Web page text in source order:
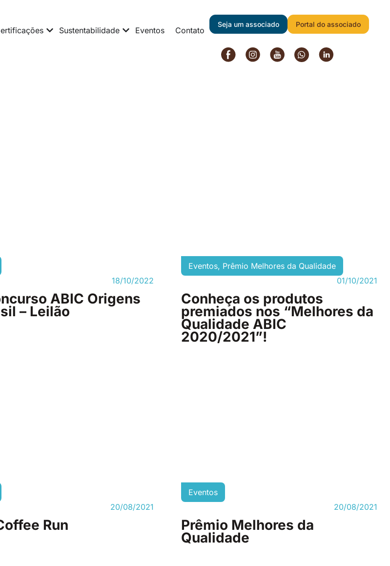
Sustentabilidade Eventos Contato
Seja um associado Portal do associado
18/10/2022
ABIC Origens
– Leilão
Eventos, Prêmio Melhores da Qualidade
01/10/2021
Conheça os produtos
premiados nos “Melhores da
Qualidade ABIC
2020/2021”!
20/08/2021
Run
Eventos
20/08/2021
Prêmio Melhores da
Qualidade